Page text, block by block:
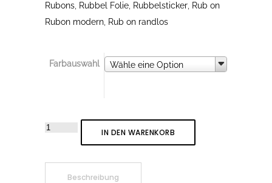
Rubons Rubbel Folie Rubbelsticker Rub on
Rubon modern Rub on randlos
Farbauswahl Wähle eine Option
Farbauswahl
Rub-
Kleiner
IN DEN WARENKORB
Beschreibung